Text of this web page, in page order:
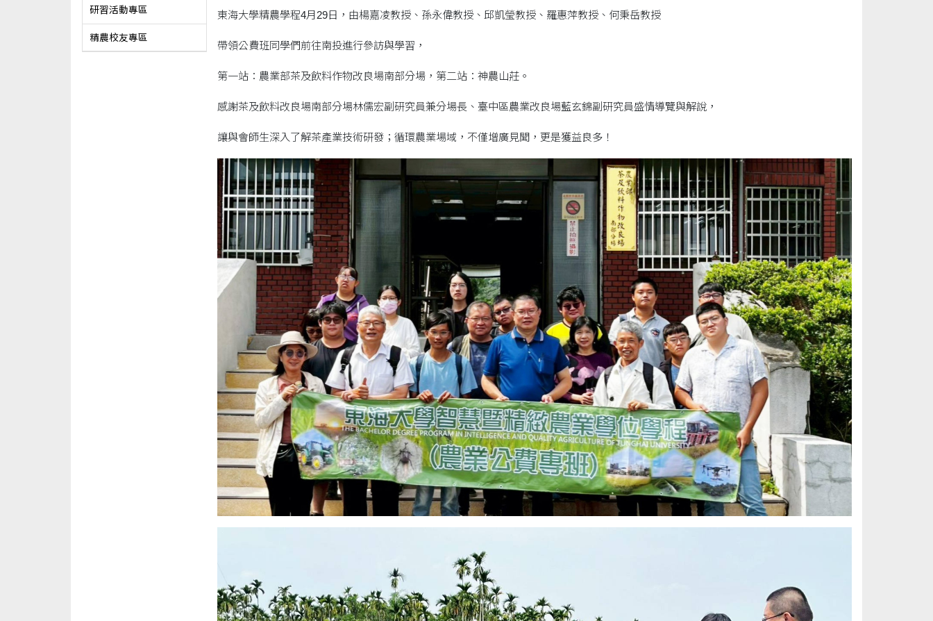
研習活動專區
精農校友專區
東海大學精農學程4月29日，由楊嘉凌教授、孫永偉教授、邱凱瑩教授、羅惠萍教授、何秉岳教授
帶領公費班同學們前往南投進行參訪與學習，
第一站：農業部茶及飲料作物改良場南部分場，第二站：神農山莊。
感謝茶及飲料改良場南部分場林儒宏副研究員兼分場長、臺中區農業改良場藍玄錦副研究員盛情導覽與解說，
讓與會師生深入了解茶產業技術研發；循環農業場域，不僅增廣見聞，更是獲益良多！